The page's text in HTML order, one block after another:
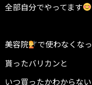
全部自分でやってます
美容院
で使わなくな
貰ったバリカンと
いつ買ったかわからな